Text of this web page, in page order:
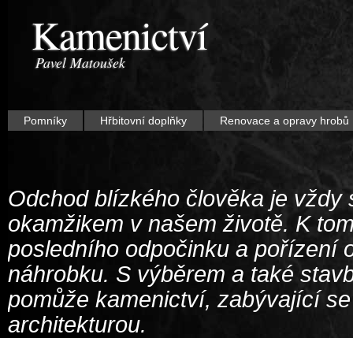
Kamenictví
Pavel Matoušek
Pomníky Hřbitovní doplňky Renovace a opravy hrobů
Odchod blízkého člověka je vždy
okamžikem v našem životě. K
posledního odpočinku a pořízení
náhrobku. S výběrem a také
pomůže kamenictví, zabývající
architekturou.